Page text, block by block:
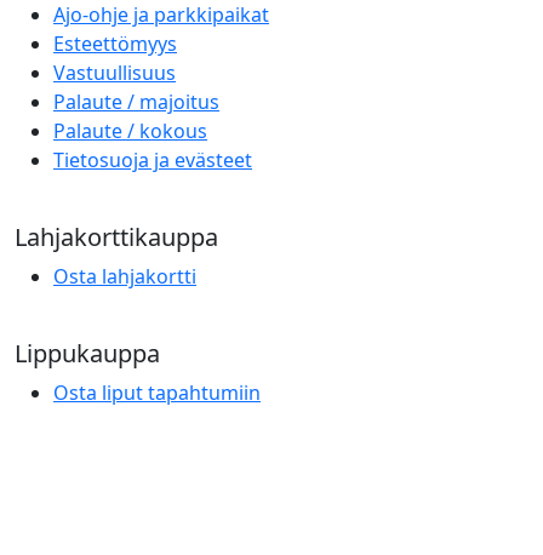
Ajo-ohje ja parkkipaikat
Esteettömyys
Vastuullisuus
Palaute / majoitus
Palaute / kokous
Tietosuoja ja evästeet
Lahjakorttikauppa
Osta lahjakortti
Lippukauppa
Osta liput tapahtumiin